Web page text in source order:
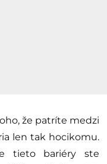
že patríte medzi
len tak hocikomu.
tieto bariéry ste